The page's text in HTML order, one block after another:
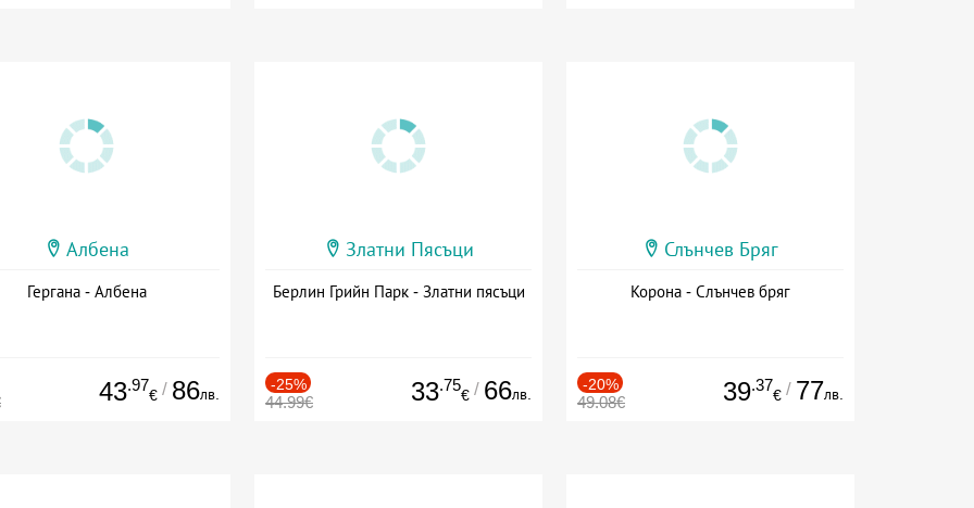
Албена
Гергана - Албена
43.97
€ / 86лв.
Златни Пясъци
Берлин Грийн Парк - Златни пясъци
-25%
44.99€ 33.75
€ / 66лв.
Слънчев Бряг
Корона - Слънчев бряг
-20%
49.08€ 39.37
€ / 77лв.